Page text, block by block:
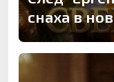
снаха в